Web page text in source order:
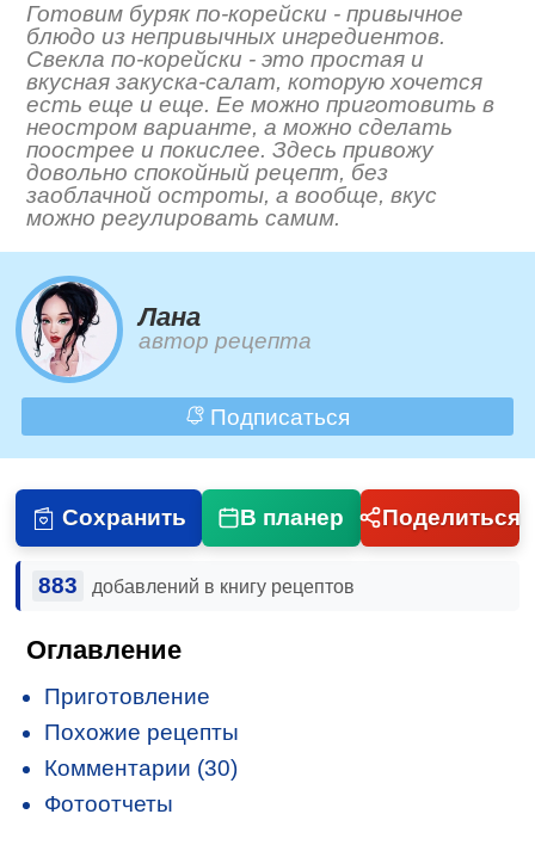
Готовим буряк по-корейски - привычное
блюдо из непривычных ингредиентов.
Свекла по-корейски - это простая и
вкусная закуска-салат, которую хочется
есть еще и еще. Ее можно приготовить в
неостром варианте, а можно сделать
поострее и покислее. Здесь привожу
довольно спокойный рецепт, без
заоблачной остроты, а вообще, вкус
можно регулировать самим.
Лана
автор рецепта
Подписаться
Сохранить В планер Поделиться
883 добавлений в книгу рецептов
Оглавление
Приготовление
Похожие рецепты
Комментарии (30)
Фотоотчеты